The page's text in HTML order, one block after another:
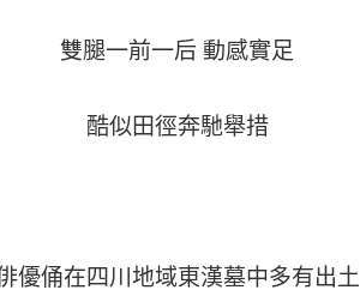
雙腿一前一后 動感實足
酷似田徑奔馳舉措
優俑在四川地域東漢墓中多有出土